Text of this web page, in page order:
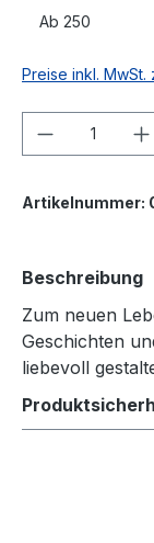
Ab 250
Preise inkl.
Produkt
Artikelnummer:
Beschreibung
Zum neuen
Geschichten
liebevoll